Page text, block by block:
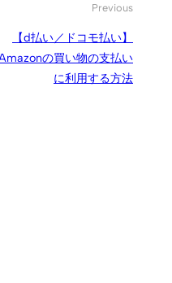
Previous
【d払い／ドコモ払い】
の買い物の支払い
に利用する方法